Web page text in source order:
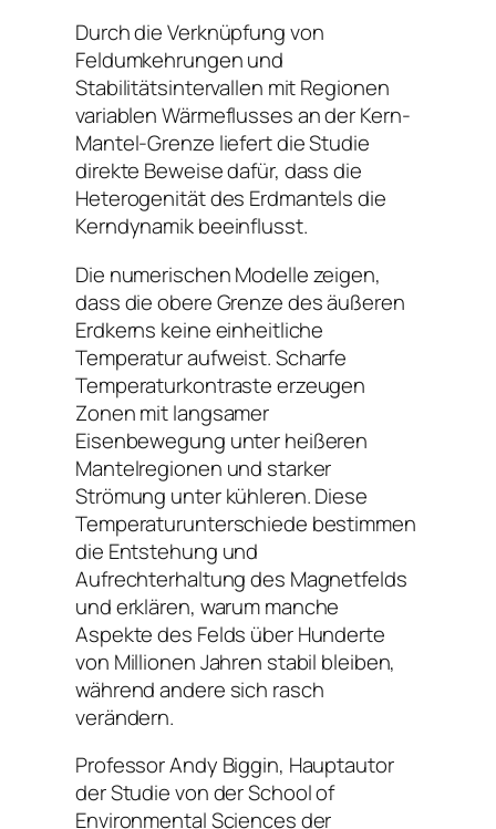
Durch die Verknüpfung von
Feldumkehrungen und
Stabilitätsintervallen mit Regionen
variablen Wärmeflusses an der Kern-
Mantel-Grenze liefert die Studie
direkte Beweise dafür, dass die
Heterogenität des Erdmantels die
Kerndynamik beeinflusst.
Die numerischen Modelle zeigen,
dass die obere Grenze des äußeren
Erdkerns keine einheitliche
Temperatur aufweist. Scharfe
Temperaturkontraste erzeugen
Zonen mit langsamer
Eisenbewegung unter heißeren
Mantelregionen und starker
Strömung unter kühleren. Diese
Temperaturunterschiede bestimmen
die Entstehung und
Aufrechterhaltung des Magnetfelds
und erklären, warum manche
Aspekte des Felds über Hunderte
von Millionen Jahren stabil bleiben,
während andere sich rasch
verändern.
Professor Andy Biggin, Hauptautor
der Studie von der School of
Environmental Sciences der